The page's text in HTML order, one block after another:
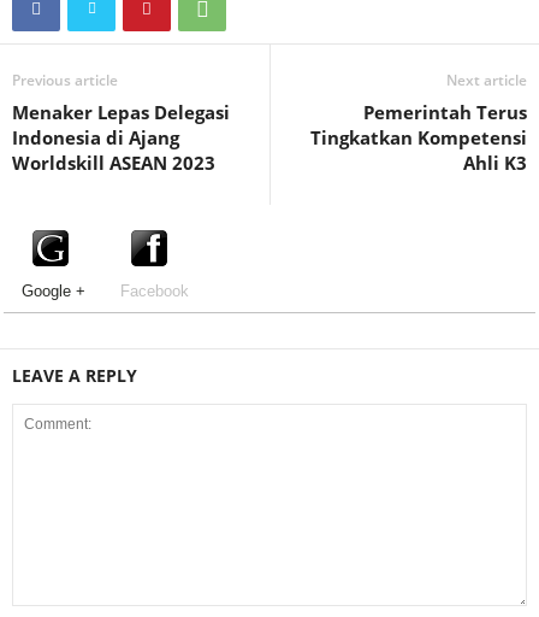
Previous article
Menaker Lepas Delegasi
Indonesia di Ajang
Worldskill ASEAN 2023
Next article
Pemerintah Terus
Tingkatkan Kompetensi
Ahli K3
Google + Facebook
LEAVE A REPLY